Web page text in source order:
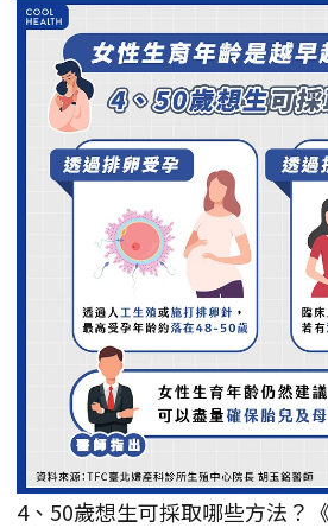
4、50歲想生可採取哪些方法？